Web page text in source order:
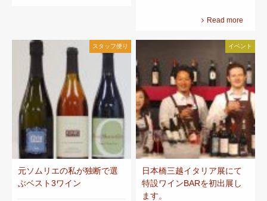
Read more
スタッフ便り
元ソムリエの私が独断で選
ぶベスト3ワイン
イベント
日本橋三越イタリア展にて
特設ワインBARを初出展し
ます。